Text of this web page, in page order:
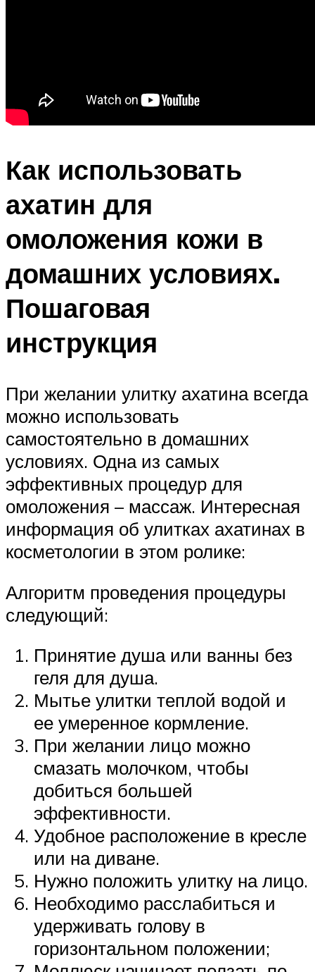
Как использовать
ахатин для
омоложения кожи в
домашних условиях.
Пошаговая
инструкция
При желании улитку ахатина всегда
можно использовать
самостоятельно в домашних
условиях. Одна из самых
эффективных процедур для
омоложения – массаж. Интересная
информация об улитках ахатинах в
косметологии в этом ролике:
Алгоритм проведения процедуры
следующий:
Принятие душа или ванны без
геля для душа.
Мытье улитки теплой водой и
ее умеренное кормление.
При желании лицо можно
смазать молочком, чтобы
добиться большей
эффективности.
Удобное расположение в кресле
или на диване.
Нужно положить улитку на лицо.
Необходимо расслабиться и
удерживать голову в
горизонтальном положении;